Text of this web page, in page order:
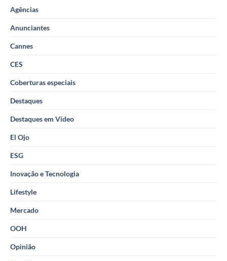
Agências
Anunciantes
Cannes
CES
Coberturas especiais
Destaques
Destaques em Vídeo
El Ojo
ESG
Inovação e Tecnologia
Lifestyle
Mercado
OOH
Opinião